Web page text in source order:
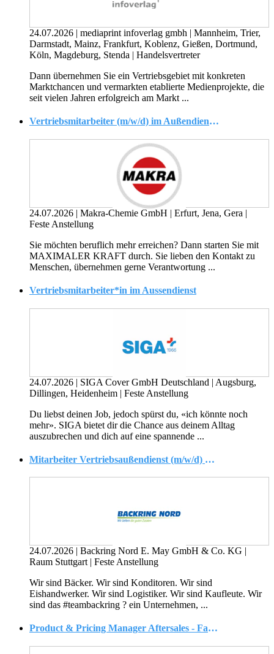
24.07.2026 | mediaprint infoverlag gmbh | Mannheim, Trier,
Darmstadt, Mainz, Frankfurt, Koblenz, Gießen, Dortmund,
Köln, Magdeburg, Stenda | Handelsvertreter
Dann übernehmen Sie ein Vertriebsgebiet mit konkreten
Marktchancen und vermarkten etablierte Medienprojekte, die
seit vielen Jahren erfolgreich am Markt ...
Vertriebsmitarbeiter (m/w/d) im Außendienst Erfurt, Jena, Gera
24.07.2026 | Makra-Chemie GmbH | Erfurt, Jena, Gera |
Feste Anstellung
Sie möchten beruflich mehr erreichen? Dann starten Sie mit
MAXIMALER KRAFT durch. Sie lieben den Kontakt zu
Menschen, übernehmen gerne Verantwortung ...
Vertriebsmitarbeiter*in im Aussendienst
24.07.2026 | SIGA Cover GmbH Deutschland | Augsburg,
Dillingen, Heidenheim | Feste Anstellung
Du liebst deinen Job, jedoch spürst du, «ich könnte noch
mehr». SIGA bietet dir die Chance aus deinem Alltag
auszubrechen und dich auf eine spannende ...
Mitarbeiter Vertriebsaußendienst (m/w/d) Bäckereibedarf Raum Stuttgart
24.07.2026 Backring Nord E. May GmbH & Co. KG
Raum Stuttgart Feste Anstellung
Wir sind Bäcker. Wir sind Konditoren. Wir sind
Eishandwerker. Wir sind Logistiker. Wir sind Kaufleute. Wir
sind das #teambackring ? ein Unternehmen, ...
Product & Pricing Manager Aftersales - Fachwirt / Betriebswirt (m/w/d) Industrie, Wirtschaft, Business Management, Absatz, Marketing, Vertrieb o. ä. ? Bewegungssteuerung